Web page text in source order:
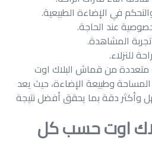
في الإضاءة الطبيعية.
عند الحاجة.
تجربة المشاهدة.
للنزلاء.
متعددة من قماش البلاك اوت
وطبيعة الإضاءة، حيث يعد
وأكثر دقة بما يحقق أفضل نتيجة
اوت حسب كل